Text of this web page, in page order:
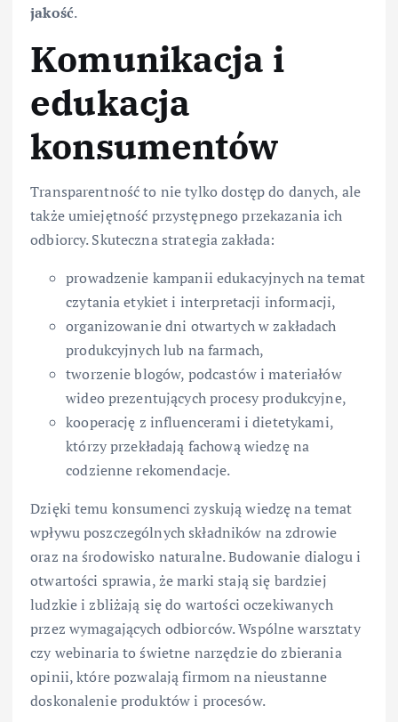
jakość.
Komunikacja i
edukacja
konsumentów
Transparentność to nie tylko dostęp do danych, ale
także umiejętność przystępnego przekazania ich
odbiorcy. Skuteczna strategia zakłada:
prowadzenie kampanii edukacyjnych na temat
czytania etykiet i interpretacji informacji,
organizowanie dni otwartych w zakładach
produkcyjnych lub na farmach,
tworzenie blogów, podcastów i materiałów
wideo prezentujących procesy produkcyjne,
kooperację z influencerami i dietetykami,
którzy przekładają fachową wiedzę na
codzienne rekomendacje.
Dzięki temu konsumenci zyskują wiedzę na temat
wpływu poszczególnych składników na zdrowie
oraz na środowisko naturalne. Budowanie dialogu i
otwartości sprawia, że marki stają się bardziej
ludzkie i zbliżają się do wartości oczekiwanych
przez wymagających odbiorców. Wspólne warsztaty
czy webinaria to świetne narzędzie do zbierania
opinii, które pozwalają firmom na nieustanne
doskonalenie produktów i procesów.